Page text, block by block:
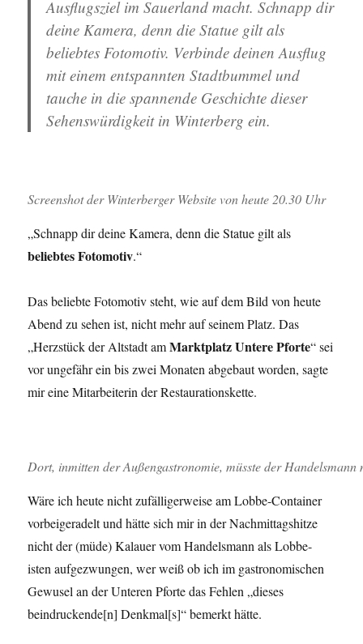
Ausflugsziel im Sauerland macht. Schnapp dir
deine Kamera, denn die Statue gilt als
beliebtes Fotomotiv. Verbinde deinen Ausflug
mit einem entspannten Stadtbummel und
tauche in die spannende Geschichte dieser
Sehenswürdigkeit in Winterberg ein.
Screenshot der Winterberger Website von heute 20.30 Uhr
„Schnapp dir deine Kamera, denn die Statue gilt als
beliebtes Fotomotiv.“
Das beliebte Fotomotiv steht, wie auf dem Bild von heute
Abend zu sehen ist, nicht mehr auf seinem Platz. Das
„Herzstück der Altstadt amMarktplatz Untere Pforte“ sei
vor ungefähr ein bis zwei Monaten abgebaut worden, sagte
mir eine Mitarbeiterin der Restaurationskette.
Dort, inmitten der Außengastronomie, müsste der
Wäre ich heute nicht zufälligerweise am Lobbe-Container
vorbeigeradelt und hätte sich mir in der Nachmittagshitze
nicht der (müde) Kalauer vom Handelsmann als Lobbe-
isten aufgezwungen, wer weiß ob ich im gastronomischen
Gewusel an der Unteren Pforte das Fehlen „dieses
beindruckende[n] Denkmal[s]“ bemerkt hätte.